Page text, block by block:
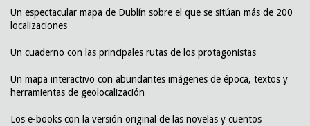
Un espectacular mapa de Dublín sobre el que se sitúan más de 200
localizaciones
Un cuaderno con las principales rutas de los protagonistas
Un mapa interactivo con abundantes imágenes de época, textos y
herramientas de geolocalización
Los e-books con la versión original de las novelas y cuentos